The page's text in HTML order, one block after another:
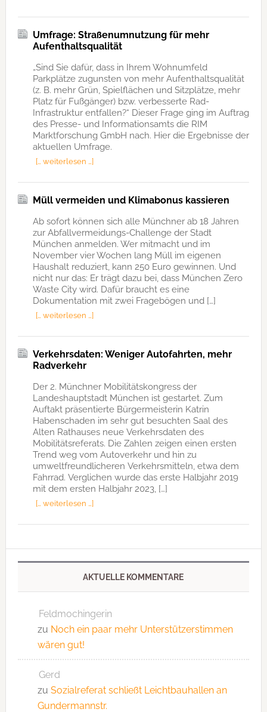
Umfrage: Straßenumnutzung für mehr
Aufenthaltsqualität
„Sind Sie dafür, dass in Ihrem Wohnumfeld
Parkplätze zugunsten von mehr Aufenthaltsqualität
(z. B. mehr Grün, Spielflächen und Sitzplätze, mehr
Platz für Fußgänger) bzw. verbesserte Rad-
Infrastruktur entfallen?“ Dieser Frage ging im Auftrag
des Presse- und Informationsamts die RIM
Marktforschung GmbH nach. Hier die Ergebnisse der
aktuellen Umfrage.
[… weiterlesen …]
Müll vermeiden und Klimabonus kassieren
Ab sofort können sich alle Münchner ab 18 Jahren
zur Abfallvermeidungs-Challenge der Stadt
München anmelden. Wer mitmacht und im
November vier Wochen lang Müll im eigenen
Haushalt reduziert, kann 250 Euro gewinnen. Und
nicht nur das: Er trägt dazu bei, dass München Zero
Waste City wird. Dafür braucht es eine
Dokumentation mit zwei Fragebögen und […]
[… weiterlesen …]
Verkehrsdaten: Weniger Autofahrten, mehr
Radverkehr
Der 2. Münchner Mobilitätskongress der
Landeshauptstadt München ist gestartet. Zum
Auftakt präsentierte Bürgermeisterin Katrin
Habenschaden im sehr gut besuchten Saal des
Alten Rathauses neue Verkehrsdaten des
Mobilitätsreferats. Die Zahlen zeigen einen ersten
Trend weg vom Autoverkehr und hin zu
umweltfreundlicheren Verkehrsmitteln, etwa dem
Fahrrad. Verglichen wurde das erste Halbjahr 2019
mit dem ersten Halbjahr 2023, […]
[… weiterlesen …]
AKTUELLE KOMMENTARE
Feldmochingerin
zu Noch ein paar mehr Unterstützerstimmen
wären gut!
Gerd
zu Sozialreferat schließt Leichtbauhallen an
Gundermannstr.